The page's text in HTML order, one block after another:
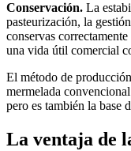
Conservación. La
pasteurización, la
conservas
una vida útil comercial
El método de
mermelada
pero es también la base
La ventaja de